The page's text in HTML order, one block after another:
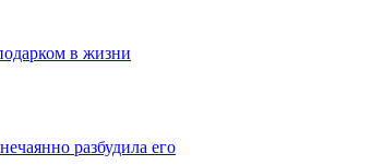
в жизни
разбудила его